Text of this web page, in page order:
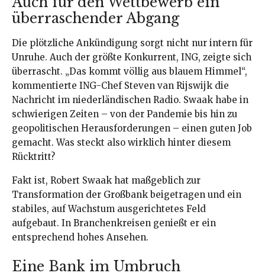
überraschender Abgang
Die plötzliche Ankündigung sorgt nicht nur intern für
Unruhe. Auch der größte Konkurrent, ING, zeigte sich
überrascht. „Das kommt völlig aus blauem Himmel“,
kommentierte ING-Chef Steven van Rijswijk die
Nachricht im niederländischen Radio. Swaak habe in
schwierigen Zeiten – von der Pandemie bis hin zu
geopolitischen Herausforderungen – einen guten Job
gemacht. Was steckt also wirklich hinter diesem
Rücktritt?
Fakt ist, Robert Swaak hat maßgeblich zur
Transformation der Großbank beigetragen und ein
stabiles, auf Wachstum ausgerichtetes Feld
aufgebaut. In Branchenkreisen genießt er ein
entsprechend hohes Ansehen.
Eine Bank im Umbruch